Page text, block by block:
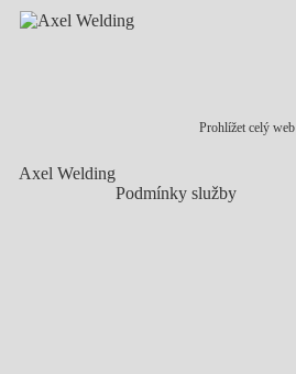
Prohlížet celý web
Axel Welding
Podmínky služby